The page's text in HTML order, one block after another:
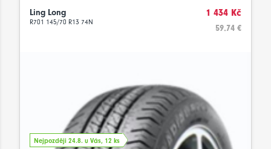
Ling Long
R701 145/70 R13 74N
1 434 Kč
59.74 €
Nejpozději 24.8. u Vás, 12 ks